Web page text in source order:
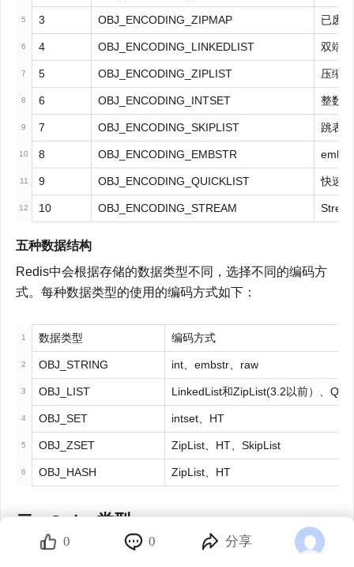
5
6
7
8
9
10
11
12
3 OBJ_ENCODING_ZIPMAP 已废弃
4 OBJ_ENCODING_LINKEDLIST 双端
5 OBJ_ENCODING_ZIPLIST 压缩
6 OBJ_ENCODING_INTSET 整数
7 OBJ_ENCODING_SKIPLIST 跳表
8 OBJ_ENCODING_EMBSTR
9 OBJ_ENCODING_QUICKLIST 快速
10 OBJ_ENCODING_STREAM
五种数据结构
Redis中会根据存储的数据类型不同，选择不同的编码方
式。每种数据类型的使用的编码方式如下：
1
2
3
4
5
6
数据类型 编码方式
OBJ_STRING int、embstr、raw
OBJ_LIST LinkedList和ZipList(3.2以前）、
OBJ_SET intset、HT
OBJ_ZSET ZipList、HT、SkipList
OBJ_HASH ZipList、HT
二、String类型
详细介绍：
Redis五种数据类型、String、List、Set、
0 0 分享